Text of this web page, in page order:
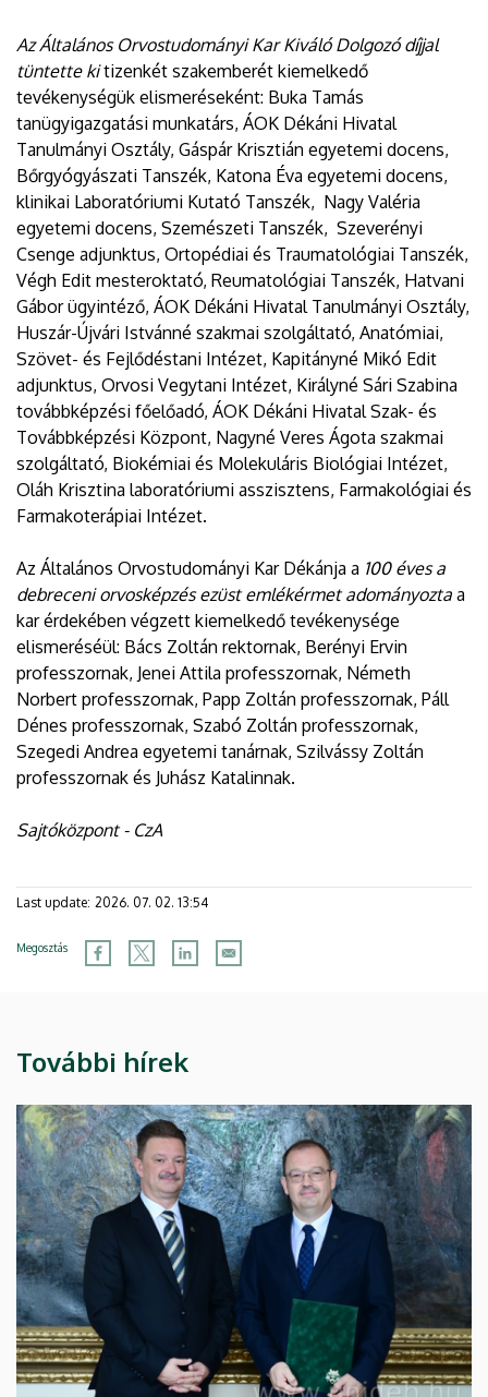
Az Általános Orvostudományi Kar Kiváló Dolgozó díjjal
tüntette kitizenkét szakemberét kiemelkedő
tevékenységük elismeréseként: Buka Tamás
tanügyigazgatási munkatárs, ÁOK Dékáni Hivatal
Tanulmányi Osztály, Gáspár Krisztián egyetemi docens,
Bőrgyógyászati Tanszék, Katona Éva egyetemi docens,
klinikai Laboratóriumi Kutató Tanszék, Nagy Valéria
egyetemi docens, Szemészeti Tanszék, Szeverényi
Csenge adjunktus, Ortopédiai és Traumatológiai Tanszék,
Végh Edit mesteroktató, Reumatológiai Tanszék, Hatvani
Gábor ügyintéző, ÁOK Dékáni Hivatal Tanulmányi Osztály,
Huszár-Újvári Istvánné szakmai szolgáltató, Anatómiai,
Szövet- és Fejlődéstani Intézet, Kapitányné Mikó Edit
adjunktus, Orvosi Vegytani Intézet, Királyné Sári Szabina
továbbképzési főelőadó, ÁOK Dékáni Hivatal Szak- és
Továbbképzési Központ, Nagyné Veres Ágota szakmai
szolgáltató, Biokémiai és Molekuláris Biológiai Intézet,
Oláh Krisztina laboratóriumi asszisztens, Farmakológiai és
Farmakoterápiai Intézet.
Az Általános Orvostudományi Kar Dékánja a 100 éves a
debreceni orvosképzés ezüst emlékérmet adományozta a
kar érdekében végzett kiemelkedő tevékenysége
elismeréséül: Bács Zoltán rektornak, Berényi Ervin
professzornak, Jenei Attila professzornak, Németh
Norbert professzornak, Papp Zoltán professzornak, Páll
Dénes professzornak, Szabó Zoltán professzornak,
Szegedi Andrea egyetemi tanárnak, Szilvássy Zoltán
professzornak és Juhász Katalinnak.
Sajtóközpont - CzA
Last update: 2026. 07. 02. 13:54
Megosztás
További hírek